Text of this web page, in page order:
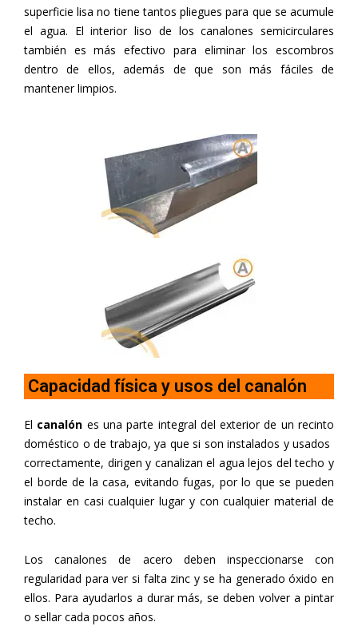
superficie lisa no tiene tantos pliegues para que se acumule
el agua. El interior liso de los canalones semicirculares
también es más efectivo para eliminar los escombros
dentro de ellos, además de que son más fáciles de
mantener limpios.
Capacidad física y usos del canalón
El canalón es una parte integral del exterior de un recinto
doméstico o de trabajo, ya que si son instalados y usados ​​
correctamente, dirigen y canalizan el agua lejos del techo y
el borde de la casa, evitando fugas, por lo que se pueden
instalar en casi cualquier lugar y con cualquier material de
techo.
Los canalones de acero deben inspeccionarse con
regularidad para ver si falta zinc y se ha generado óxido en
ellos. Para ayudarlos a durar más, se deben volver a pintar
o sellar cada pocos años.